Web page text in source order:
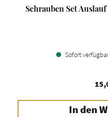
Schrauben Set
Sofort
In den